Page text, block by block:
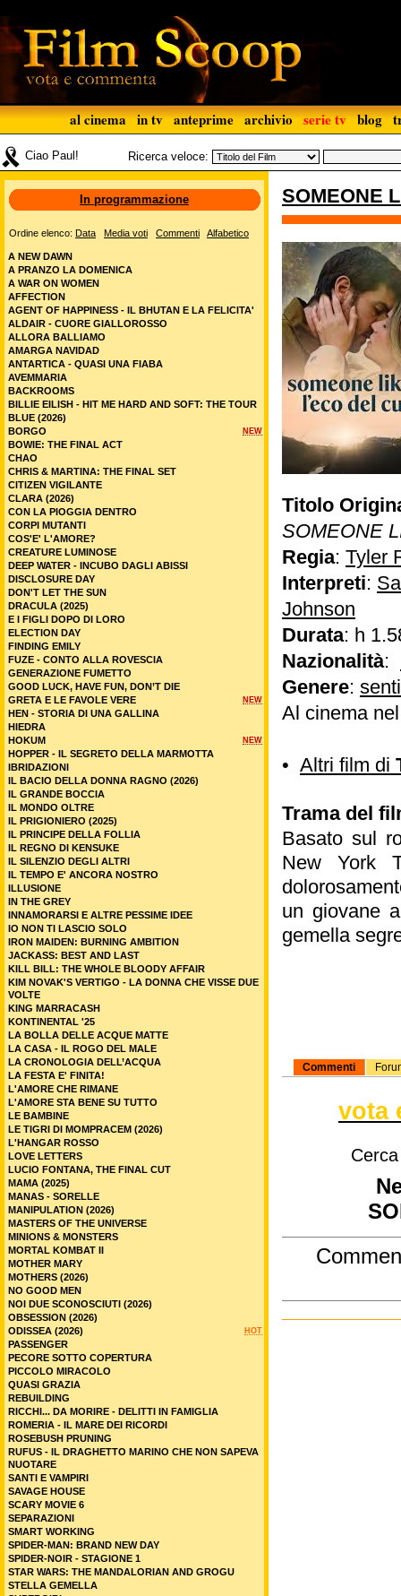
al cinema in tv anteprime archivio serie tv blog
Ciao Paul! Ricerca veloce:
SOMEONE
Titolo
SOMEONE
Regia: Tyler
Interpreti:
Johnson
Durata: h
Nazionalità:
Genere:
Al cinema
• Altri film di
Trama del
Basato sul
New York
un giovane
gemella
Commenti
vota
In programmazione
Ordine elenco: Data Media voti Commenti Alfabetico
A NEW DAWN
A PRANZO LA DOMENICA
A WAR ON WOMEN
AFFECTION
AGENT OF HAPPINESS - IL BHUTAN E LA FELICITA'
ALDAIR - CUORE GIALLOROSSO
ALLORA BALLIAMO
AMARGA NAVIDAD
ANTARTICA - QUASI UNA FIABA
AVEMMARIA
BACKROOMS
BILLIE EILISH - HIT ME HARD AND SOFT: THE TOUR
BLUE (2026)
NEW
BORGO
BOWIE: THE FINAL ACT
CHAO
CHRIS & MARTINA: THE FINAL SET
CITIZEN VIGILANTE
CLARA (2026)
CON LA PIOGGIA DENTRO
CORPI MUTANTI
COS'E' L'AMORE?
CREATURE LUMINOSE
DEEP WATER - INCUBO DAGLI ABISSI
DISCLOSURE DAY
DON'T LET THE SUN
DRACULA (2025)
E I FIGLI DOPO DI LORO
ELECTION DAY
FINDING EMILY
FUZE - CONTO ALLA ROVESCIA
GENERAZIONE FUMETTO
GOOD LUCK, HAVE FUN, DON’T DIE
NEW
GRETA E LE FAVOLE VERE
HEN - STORIA DI UNA GALLINA
HIEDRA
NEW
HOKUM
HOPPER - IL SEGRETO DELLA MARMOTTA
IBRIDAZIONI
IL BACIO DELLA DONNA RAGNO (2026)
IL GRANDE BOCCIA
IL MONDO OLTRE
IL PRIGIONIERO (2025)
IL PRINCIPE DELLA FOLLIA
IL REGNO DI KENSUKE
IL SILENZIO DEGLI ALTRI
IL TEMPO E' ANCORA NOSTRO
ILLUSIONE
IN THE GREY
INNAMORARSI E ALTRE PESSIME IDEE
IO NON TI LASCIO SOLO
IRON MAIDEN: BURNING AMBITION
JACKASS: BEST AND LAST
KILL BILL: THE WHOLE BLOODY AFFAIR
KIM NOVAK'S VERTIGO - LA DONNA CHE VISSE DUE
VOLTE
KING MARRACASH
KONTINENTAL '25
LA BOLLA DELLE ACQUE MATTE
LA CASA - IL ROGO DEL MALE
LA CRONOLOGIA DELL’ACQUA
LA FESTA E' FINITA!
L'AMORE CHE RIMANE
L'AMORE STA BENE SU TUTTO
LE BAMBINE
LE TIGRI DI MOMPRACEM (2026)
L'HANGAR ROSSO
LOVE LETTERS
LUCIO FONTANA, THE FINAL CUT
MAMA (2025)
MANAS - SORELLE
MANIPULATION (2026)
MASTERS OF THE UNIVERSE
MINIONS & MONSTERS
MORTAL KOMBAT II
MOTHER MARY
MOTHERS (2026)
NO GOOD MEN
NOI DUE SCONOSCIUTI (2026)
OBSESSION (2026)
HOT
ODISSEA (2026)
PASSENGER
PECORE SOTTO COPERTURA
PICCOLO MIRACOLO
QUASI GRAZIA
REBUILDING
RICCHI... DA MORIRE - DELITTI IN FAMIGLIA
ROMERIA - IL MARE DEI RICORDI
ROSEBUSH PRUNING
RUFUS - IL DRAGHETTO MARINO CHE NON SAPEVA
NUOTARE
SANTI E VAMPIRI
SAVAGE HOUSE
SCARY MOVIE 6
SEPARAZIONI
SMART WORKING
SPIDER-MAN: BRAND NEW DAY
SPIDER-NOIR - STAGIONE 1
STAR WARS: THE MANDALORIAN AND GROGU
STELLA GEMELLA